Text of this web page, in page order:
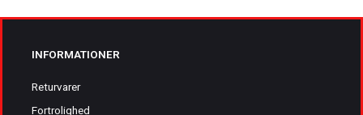
INFORMATIONER
Returvarer
Fortrolighed